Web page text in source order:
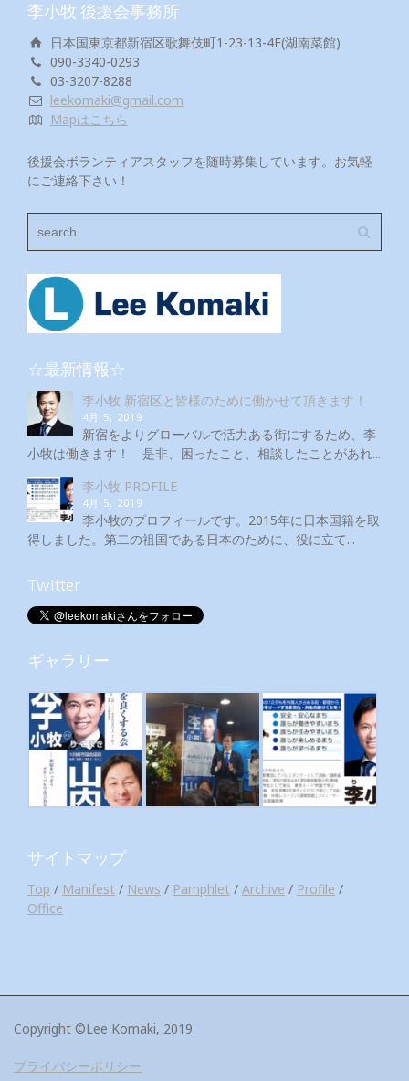
李小牧 後援会事務所
日本国東京都新宿区歌舞伎町1-23-13-4F(湖南菜館)
090-3340-0293
03-3207-8288
leekomaki@gmail.com
Mapはこちら
後援会ボランティアスタッフを随時募集しています。お気軽
にご連絡下さい！
☆最新情報☆
李小牧 新宿区と皆様のために働かせて頂きます！
4月 5, 2019
新宿をよりグローバルで活力ある街にするため、李
小牧は働きます！ 是非、困ったこと、相談したことがあれ...
李小牧 PROFILE
4月 5, 2019
李小牧のプロフィールです。2015年に日本国籍を取
得しました。第二の祖国である日本のために、役に立て...
Twitter
ギャラリー
サイトマップ
Top / Manifest / News / Pamphlet / Archive / Profile /
Office
Copyright ©Lee Komaki, 2019
プライバシーポリシー